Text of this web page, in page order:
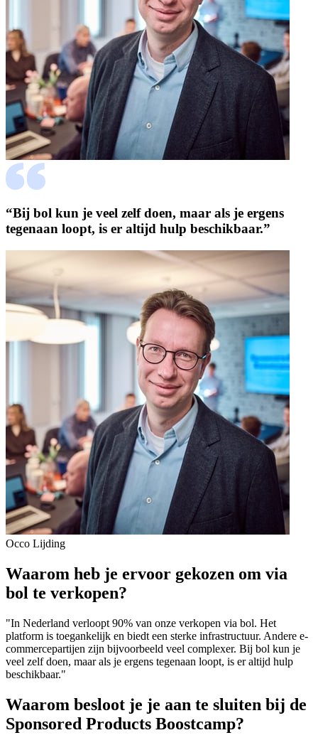
“Bij bol kun je veel zelf doen, maar als je ergens
tegenaan loopt, is er altijd hulp beschikbaar.”
Occo Lijding
Waarom heb je ervoor gekozen om via
bol te verkopen?
"In Nederland verloopt 90% van onze verkopen via bol. Het
platform is toegankelijk en biedt een sterke infrastructuur. Andere e-
commercepartijen zijn bijvoorbeeld veel complexer. Bij bol kun je
veel zelf doen, maar als je ergens tegenaan loopt, is er altijd hulp
beschikbaar."
Waarom besloot je je aan te sluiten bij de
Sponsored Products Boostcamp?